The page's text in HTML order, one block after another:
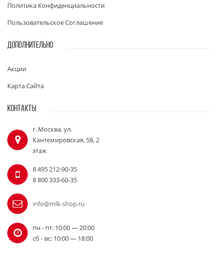
Политика Конфиденциальности
Пользовательское Соглашение
ДОПОЛНИТЕЛЬНО
Акции
Карта Сайта
КОНТАКТЫ
г. Москва, ул.
Кантемировская, 58, 2
этаж
8 495 212-90-35
8 800 333-60-35
info@mlk-shop.ru
пн - пт: 10:00 — 20:00
сб - вс: 10:00 — 18:00